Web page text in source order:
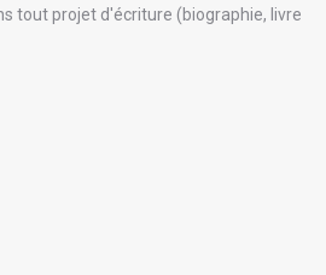
tout projet d'écriture (biographie, livre